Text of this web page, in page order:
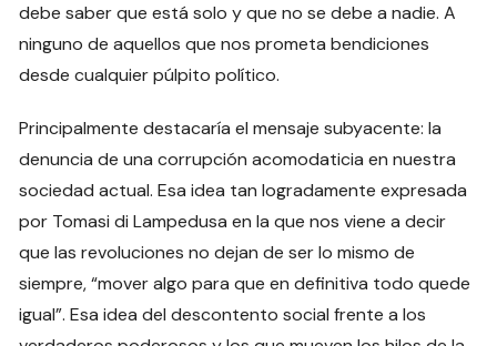
debe saber que está solo y que no se debe a nadie. A
ninguno de aquellos que nos prometa bendiciones
desde cualquier púlpito político.
Principalmente destacaría el mensaje subyacente: la
denuncia de una corrupción acomodaticia en nuestra
sociedad actual. Esa idea tan logradamente expresada
por Tomasi di Lampedusa en la que nos viene a decir
que las revoluciones no dejan de ser lo mismo de
siempre, “mover algo para que en definitiva todo quede
igual”. Esa idea del descontento social frente a los